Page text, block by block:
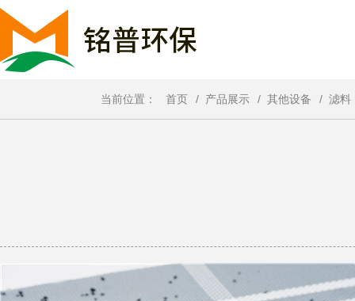
当前位置： 首页 / 产品展示 / 其他设备 / 滤料